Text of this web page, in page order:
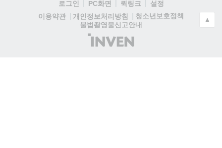
로그인 PC화면 퀵링크
설정
이용약관
개인정보처리방침
청소년보호정책
불법촬영물신고안내
(주)
인
▲